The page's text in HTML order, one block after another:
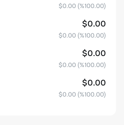
$0.00 (%100.00)
$0.00
$0.00 (%100.00)
$0.00
$0.00 (%100.00)
$0.00
$0.00 (%100.00)